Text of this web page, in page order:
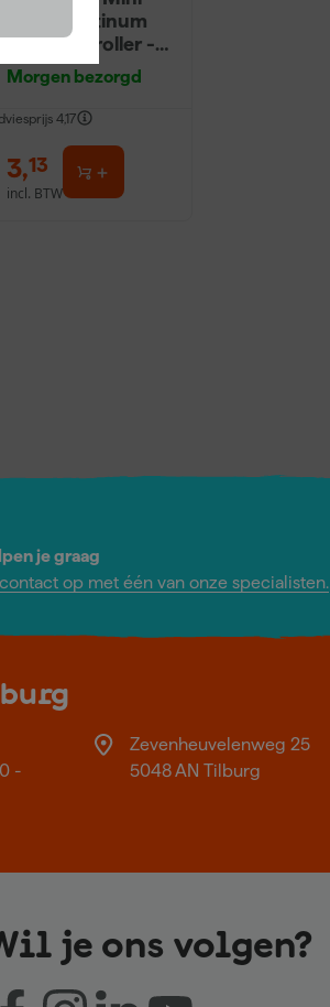
Antex Platinum
Muurverfroller -
5cm (2st)
Morgen bezorgd
4,17
3,13
incl. BTW
je graag
op met één van onze specialisten.
-
Zevenheuvelenweg 25
5048 AN Tilburg
je ons volgen?